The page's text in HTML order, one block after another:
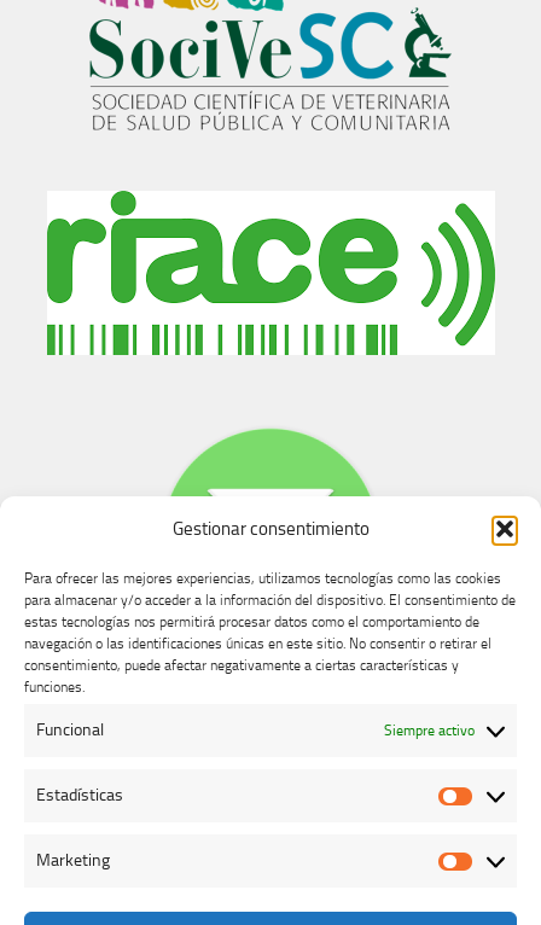
Gestionar consentimiento
Para ofrecer las mejores experiencias, utilizamos tecnologías como las cookies
para almacenar y/o acceder a la información del dispositivo. El consentimiento de
estas tecnologías nos permitirá procesar datos como el comportamiento de
navegación o las identificaciones únicas en este sitio. No consentir o retirar el
consentimiento, puede afectar negativamente a ciertas características y
funciones.
Funcional Siempre activo
Estadísticas
Marketing
Buzón de dudas, quejas y sugerencias